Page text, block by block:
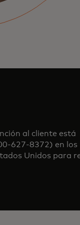
al cliente está
627-8372) en los
Unidos para